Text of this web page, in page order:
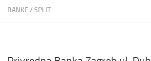
Početak
BANKE /SPLIT